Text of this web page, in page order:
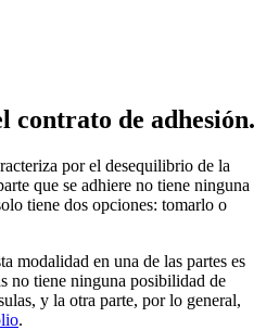
contrato de adhesión.
por el desequilibrio de la
que se adhiere no tiene ninguna
tiene dos opciones: tomarlo o
modalidad en una de las partes es
no tiene ninguna posibilidad de
y la otra parte, por lo general,
.